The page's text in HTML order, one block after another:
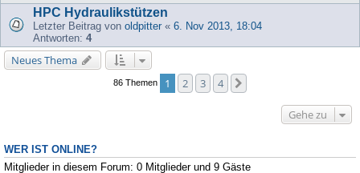
HPC Hydraulikstützen
Letzter Beitrag von oldpitter « 6. Nov 2013, 18:04
Antworten: 4
Neues Thema
86 Themen 1 2 3 4
Gehe zu
WER IST ONLINE?
Mitglieder in diesem Forum: 0 Mitglieder und 9 Gäste